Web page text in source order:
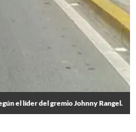
el líder del gremio Johnny Rangel.